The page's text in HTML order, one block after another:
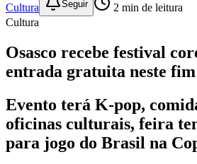
Osasco recebe festival
Evento terá K-pop,
para jogo do Brasil na
Redação Jornal de Barueri
03 de julho de 2026 às 13:13